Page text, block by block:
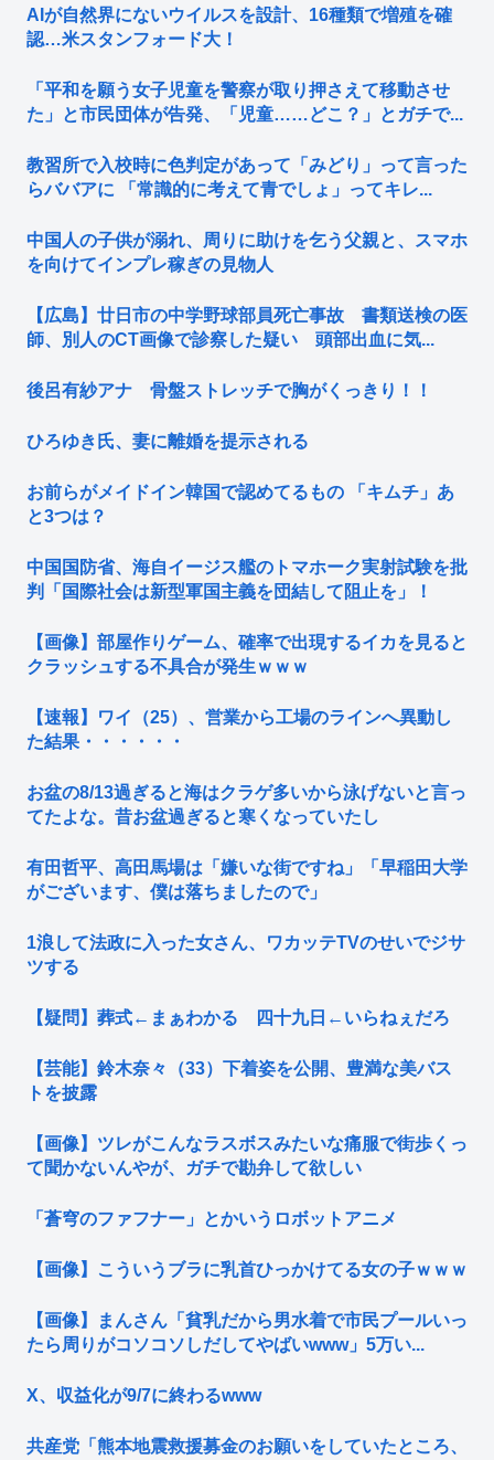
AIが自然界にないウイルスを設計、16種類で増殖を確
認…米スタンフォード大！
「平和を願う女子児童を警察が取り押さえて移動させ
た」と市民団体が告発、「児童……どこ？」とガチで...
教習所で入校時に色判定があって「みどり」って言った
らババアに 「常識的に考えて青でしょ」ってキレ...
中国人の子供が溺れ、周りに助けを乞う父親と、スマホ
を向けてインプレ稼ぎの見物人
【広島】廿日市の中学野球部員死亡事故 書類送検の医
師、別人のCT画像で診察した疑い 頭部出血に気...
後呂有紗アナ 骨盤ストレッチで胸がくっきり！！
ひろゆき氏、妻に離婚を提示される
お前らがメイドイン韓国で認めてるもの 「キムチ」あ
と3つは？
中国国防省、海自イージス艦のトマホーク実射試験を批
判「国際社会は新型軍国主義を団結して阻止を」！
【画像】部屋作りゲーム、確率で出現するイカを見ると
クラッシュする不具合が発生ｗｗｗ
【速報】ワイ（25）、営業から工場のラインへ異動し
た結果・・・・・・
お盆の8/13過ぎると海はクラゲ多いから泳げないと言っ
てたよな。昔お盆過ぎると寒くなっていたし
有田哲平、高田馬場は「嫌いな街ですね」「早稲田大学
がございます、僕は落ちましたので」
1浪して法政に入った女さん、ワカッテTVのせいでジサ
ツする
【疑問】葬式←まぁわかる 四十九日←いらねぇだろ
【芸能】鈴木奈々（33）下着姿を公開、豊満な美バス
トを披露
【画像】ツレがこんなラスボスみたいな痛服で街歩くっ
て聞かないんやが、ガチで勘弁して欲しい
「蒼穹のファフナー」とかいうロボットアニメ
【画像】こういうブラに乳首ひっかけてる女の子ｗｗｗ
【画像】まんさん「貧乳だから男水着で市民プールいっ
たら周りがコソコソしだしてやばいwww」5万い...
X、収益化が9/7に終わるwww
共産党「熊本地震救援募金のお願いをしていたところ、